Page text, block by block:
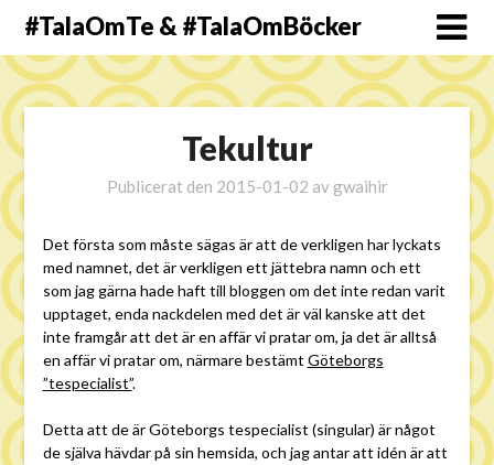
#TalaOmTe & #TalaOmBöcker
Tekultur
Publicerat den 2015-01-02 av gwaihir
Det första som måste sägas är att de verkligen har lyckats
med namnet, det är verkligen ett jättebra namn och ett
som jag gärna hade haft till bloggen om det inte redan varit
upptaget, enda nackdelen med det är väl kanske att det
inte framgår att det är en affär vi pratar om, ja det är alltså
en affär vi pratar om, närmare bestämt Göteborgs
”tespecialist”.
Detta att de är Göteborgs tespecialist (singular) är något
de själva hävdar på sin hemsida, och jag antar att idén är att